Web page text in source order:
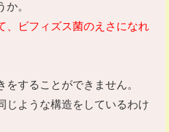
。
、ビフィズス菌のえさになれ
することができません。
じような構造をしているわけ